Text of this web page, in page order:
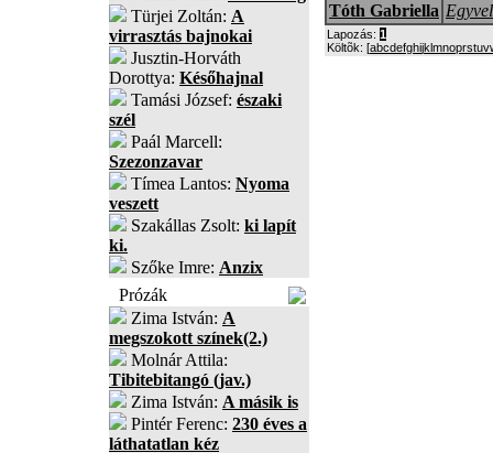
Türjei Zoltán: A
virrasztás bajnokai
Jusztin-Horváth
Dorottya: Későhajnal
Tamási József: északi
szél
Paál Marcell:
Szezonzavar
Tímea Lantos: Nyoma
veszett
Szakállas Zsolt: ki lapít
ki.
Szőke Imre: Anzix
Prózák
Zima István: A
megszokott színek(2.)
Molnár Attila:
Tibitebitangó (jav.)
Zima István: A másik is
Pintér Ferenc: 230 éves a
láthatatlan kéz
Tóth Gabriella
Lapozás: 1
Költõk: [abcdefghijklmnoprstuv